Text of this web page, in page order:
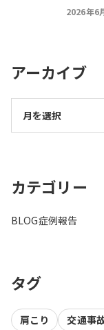
2026年6
アーカイブ
カテゴリー
BLOG症例報告
タグ
肩こり 交通事